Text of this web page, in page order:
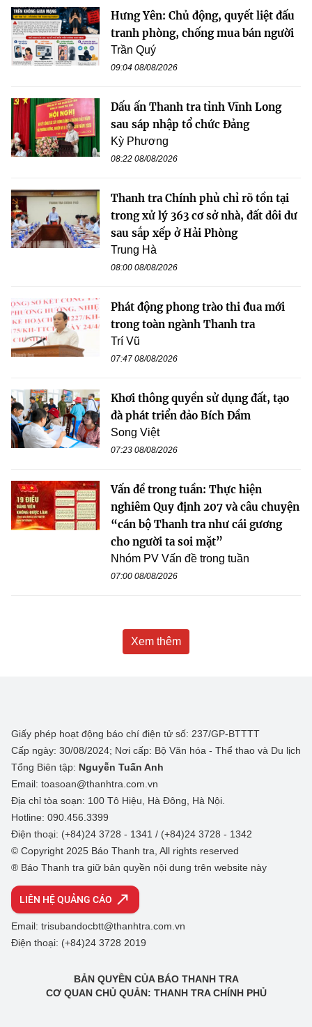
Hưng Yên: Chủ động, quyết liệt đấu
tranh phòng, chống mua bán người
Trần Quý
09:04 08/08/2026
Dấu ấn Thanh tra tỉnh Vĩnh Long
sau sáp nhập tổ chức Đảng
Kỳ Phương
08:22 08/08/2026
Thanh tra Chính phủ chỉ rõ tồn tại
trong xử lý 363 cơ sở nhà, đất dôi dư
sau sắp xếp ở Hải Phòng
Trung Hà
08:00 08/08/2026
Phát động phong trào thi đua mới
trong toàn ngành Thanh tra
Trí Vũ
07:47 08/08/2026
Khơi thông quyền sử dụng đất, tạo
đà phát triển đảo Bích Đầm
Song Việt
07:23 08/08/2026
Vấn đề trong tuần: Thực hiện
nghiêm Quy định 207 và câu chuyện
“cán bộ Thanh tra như cái gương
cho người ta soi mặt”
Nhóm PV Vấn đề trong tuần
07:00 08/08/2026
Xem thêm
Giấy phép hoạt động báo chí điện tử số: 237/GP-BTTTT
Cấp ngày: 30/08/2024; Nơi cấp: Bộ Văn hóa - Thể thao và Du lịch
Tổng Biên tập: Nguyễn Tuấn Anh
Email: toasoan@thanhtra.com.vn
Địa chỉ tòa soạn: 100 Tô Hiệu, Hà Đông, Hà Nội.
Hotline: 090.456.3399
Điện thoại: (+84)24 3728 - 1341 / (+84)24 3728 - 1342
© Copyright 2025 Báo Thanh tra, All rights reserved
® Báo Thanh tra giữ bản quyền nội dung trên website này
LIÊN HỆ QUẢNG CÁO
Email: trisubandocbtt@thanhtra.com.vn
Điện thoại: (+84)24 3728 2019
BẢN QUYỀN CỦA BÁO THANH TRA
CƠ QUAN CHỦ QUẢN: THANH TRA CHÍNH PHỦ